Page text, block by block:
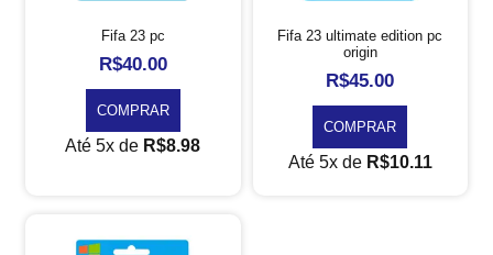
Fifa 23 pc
R$40.00
COMPRAR
Até 5x de R$8.98
Fifa 23 ultimate edition pc
origin
R$45.00
COMPRAR
Até 5x de R$10.11